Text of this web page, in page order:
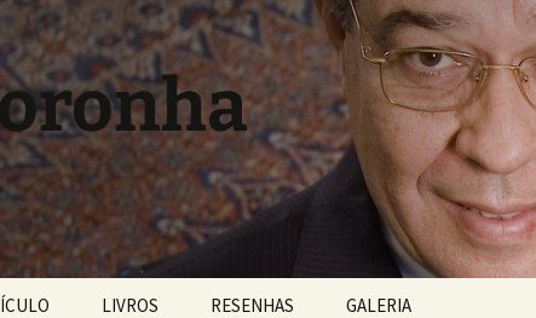
LIVROS RESENHAS GALERIA